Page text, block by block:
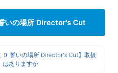
いの場所 Director's Cut
０ 誓いの場所 Director's Cut】取扱
はありますか